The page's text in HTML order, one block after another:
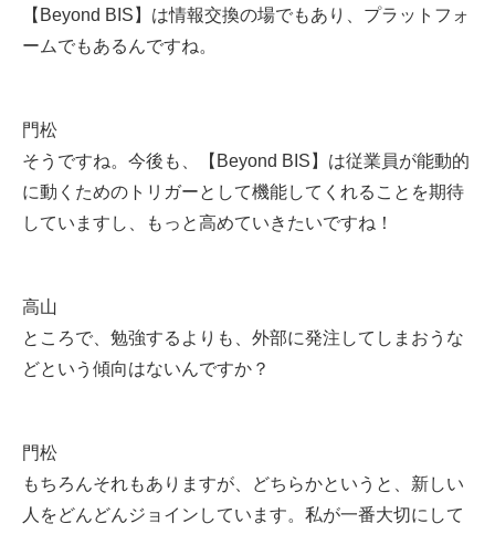
【Beyond BIS】は情報交換の場でもあり、プラットフォ
ームでもあるんですね。
門松
そうですね。今後も、【Beyond BIS】は従業員が能動的
に動くためのトリガーとして機能してくれることを期待
していますし、もっと高めていきたいですね！
高山
ところで、勉強するよりも、外部に発注してしまおうな
どという傾向はないんですか？
門松
もちろんそれもありますが、どちらかというと、新しい
人をどんどんジョインしています。私が一番大切にして